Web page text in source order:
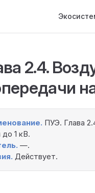
2.4.
ПУЭ. Глава
1 кВ.
—.
Действует.